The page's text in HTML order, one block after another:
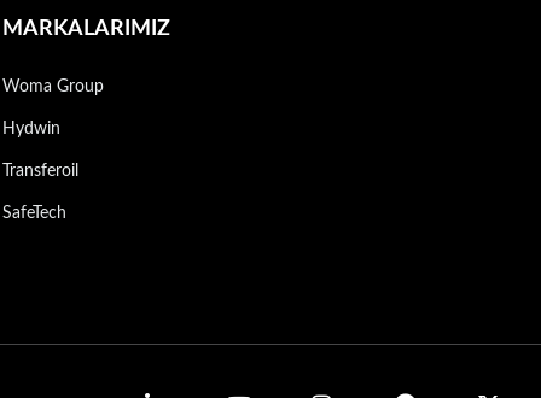
MARKALARIMIZ
Woma Group
Hydwin
Transferoil
SafeTech